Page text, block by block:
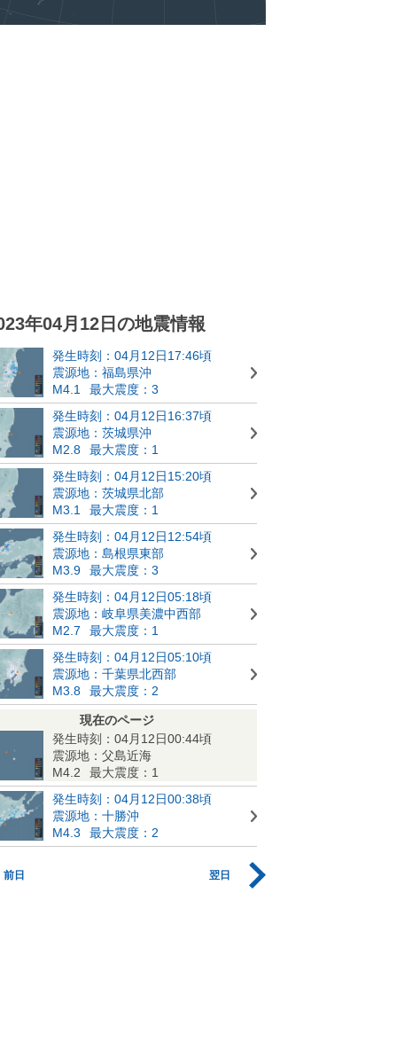
年04月12日の地震情報
発生時刻：04月12日17:46頃
震源地：福島県沖
M4.1
最大震度：3
発生時刻：04月12日16:37頃
震源地：茨城県沖
M2.8
最大震度：1
発生時刻：04月12日15:20頃
震源地：茨城県北部
M3.1
最大震度：1
発生時刻：04月12日12:54頃
震源地：島根県東部
M3.9
最大震度：3
発生時刻：04月12日05:18頃
震源地：岐阜県美濃中西部
M2.7
最大震度：1
発生時刻：04月12日05:10頃
震源地：千葉県北西部
M3.8
最大震度：2
現在のページ
発生時刻：04月12日00:44頃
震源地：父島近海
M4.2
最大震度：1
発生時刻：04月12日00:38頃
震源地：十勝沖
M4.3
最大震度：2
前日 翌日